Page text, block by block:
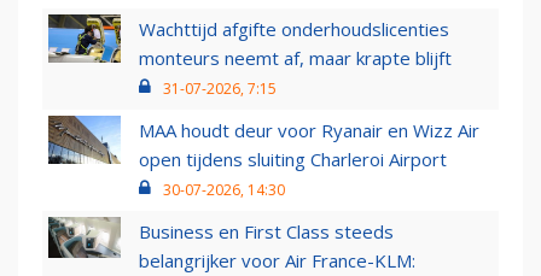
Wachttijd afgifte onderhoudslicenties
monteurs neemt af, maar krapte blijft
31-07-2026, 7:15
MAA houdt deur voor Ryanair en Wizz Air
open tijdens sluiting Charleroi Airport
30-07-2026, 14:30
Business en First Class steeds
belangrijker voor Air France-KLM: